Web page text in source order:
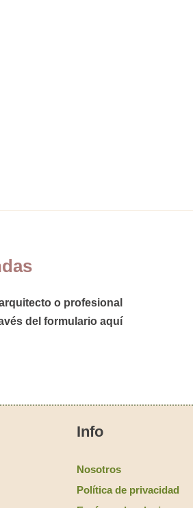
o profesional
del formulario aquí
Info
Nosotros
Política de privacidad